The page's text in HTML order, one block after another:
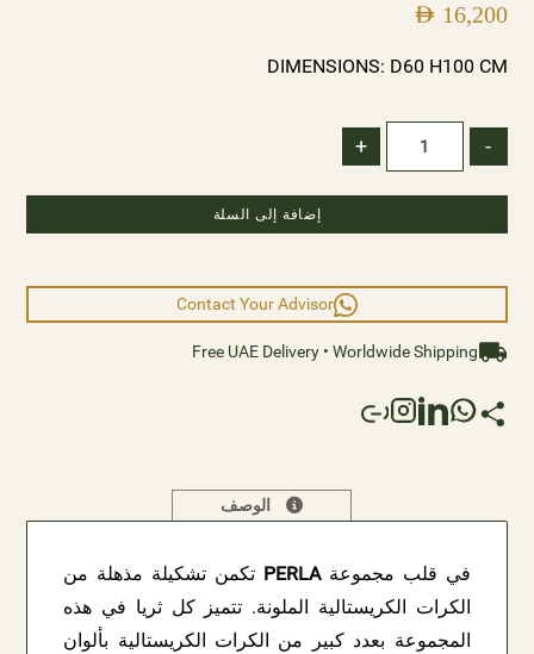
AED 16,200
DIMENSIONS: D60 H100 CM
-
+
إضافة إلى السلة
Contact Your Advisor
Free UAE Delivery • Worldwide Shipping
الوصف
في قلب مجموعةPERLA تكمن تشكيلة مذهلة من
الكرات الكريستالية الملونة. تتميز كل ثريا في هذه
المجموعة بعدد كبير من الكرات الكريستالية بألوان